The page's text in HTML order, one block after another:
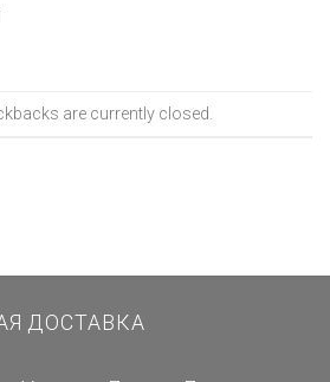
are currently closed.
ДОСТАВКА